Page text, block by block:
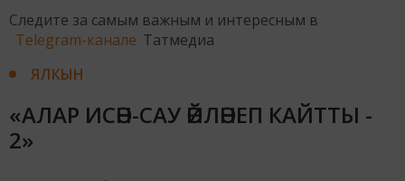
Следите за самым важным и интересным в
Telegram-канале Татмедиа
ЯЛКЫН
«АЛАР ИСӘН-САУ ӘЙЛӘНЕП КАЙТТЫ -
2»